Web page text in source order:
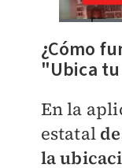
¿Cómo
"Ubica
En la
estatal
la